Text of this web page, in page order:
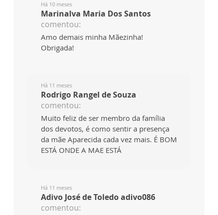
Há 10 meses
Marinalva Maria Dos Santos
comentou:
Amo demais minha Mãezinha!
Obrigada!
Há 11 meses
Rodrigo Rangel de Souza
comentou:
Muito feliz de ser membro da família
dos devotos, é como sentir a presença
da mãe Aparecida cada vez mais. É BOM
ESTÁ ONDE A MAE ESTÁ
Há 11 meses
Adivo José de Toledo adivo086
comentou: